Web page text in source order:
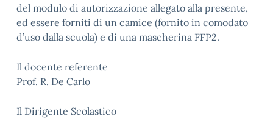
del modulo di autorizzazione allegato alla presente,
ed essere forniti di un camice (fornito in comodato
d’uso dalla scuola) e di una mascherina FFP2.
Il docente referente
Prof. R. De Carlo
Il Dirigente Scolastico